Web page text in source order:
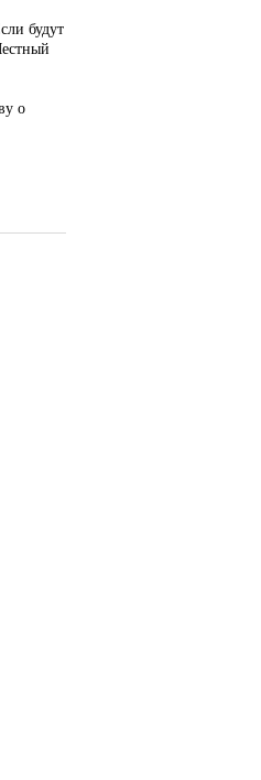
будут
о